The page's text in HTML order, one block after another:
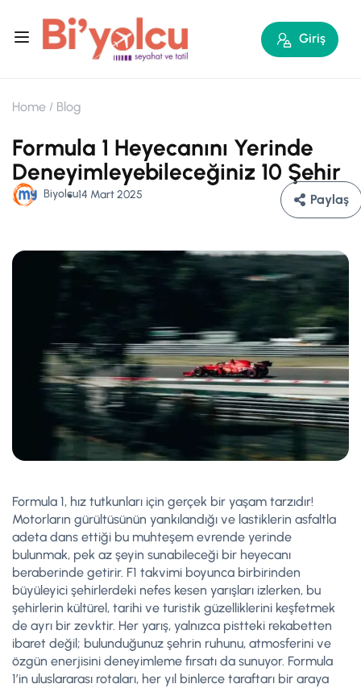
Giriş
Home Blog
Formula 1 Heyecanını Yerinde
Deneyimleyebileceğiniz 10 Şehir
Biyolcu14 Mart 2025 Paylaş
Formula 1, hız tutkunları için gerçek bir yaşam tarzıdır!
Motorların gürültüsünün yankılandığı ve lastiklerin asfaltla
adeta dans ettiği bu muhteşem evrende yerinde
bulunmak, pek az şeyin sunabileceği bir heyecanı
beraberinde getirir. F1 takvimi boyunca birbirinden
büyüleyici şehirlerdeki nefes kesen yarışları izlerken, bu
şehirlerin kültürel, tarihi ve turistik güzelliklerini keşfetmek
de ayrı bir zevktir. Her yarış, yalnızca pistteki rekabetten
ibaret değil; bulunduğunuz şehrin ruhunu, atmosferini ve
özgün enerjisini deneyimleme fırsatı da sunuyor. Formula
1’in uluslararası rotaları, her yıl binlerce taraftarı bir araya